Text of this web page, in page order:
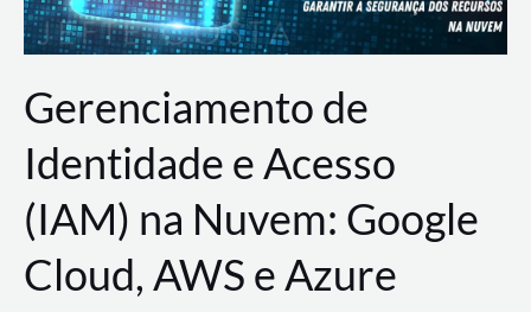
Gerenciamento de
Identidade e Acesso
(IAM) na Nuvem: Google
Cloud, AWS e Azure